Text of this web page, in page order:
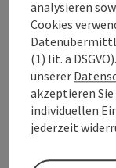
von
04.08.2026
analysieren
Cookies
(1) lit. a
unserer
akzeptieren Sie
individuellen
jederzeit